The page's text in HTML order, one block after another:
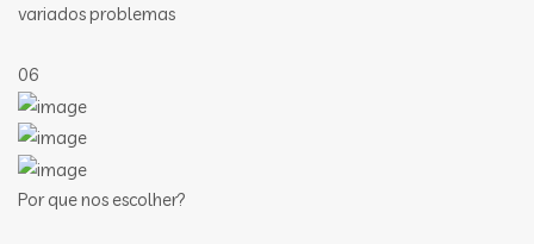
variados problemas
06
Por que nos escolher?